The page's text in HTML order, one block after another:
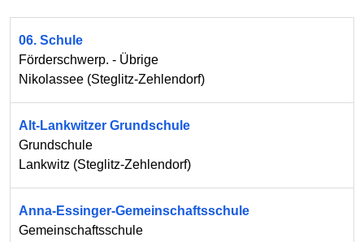
06. Schule
Förderschwerp. - Übrige
Nikolassee (Steglitz-Zehlendorf)
Alt-Lankwitzer Grundschule
Grundschule
Lankwitz (Steglitz-Zehlendorf)
Anna-Essinger-Gemeinschaftsschule
Gemeinschaftsschule